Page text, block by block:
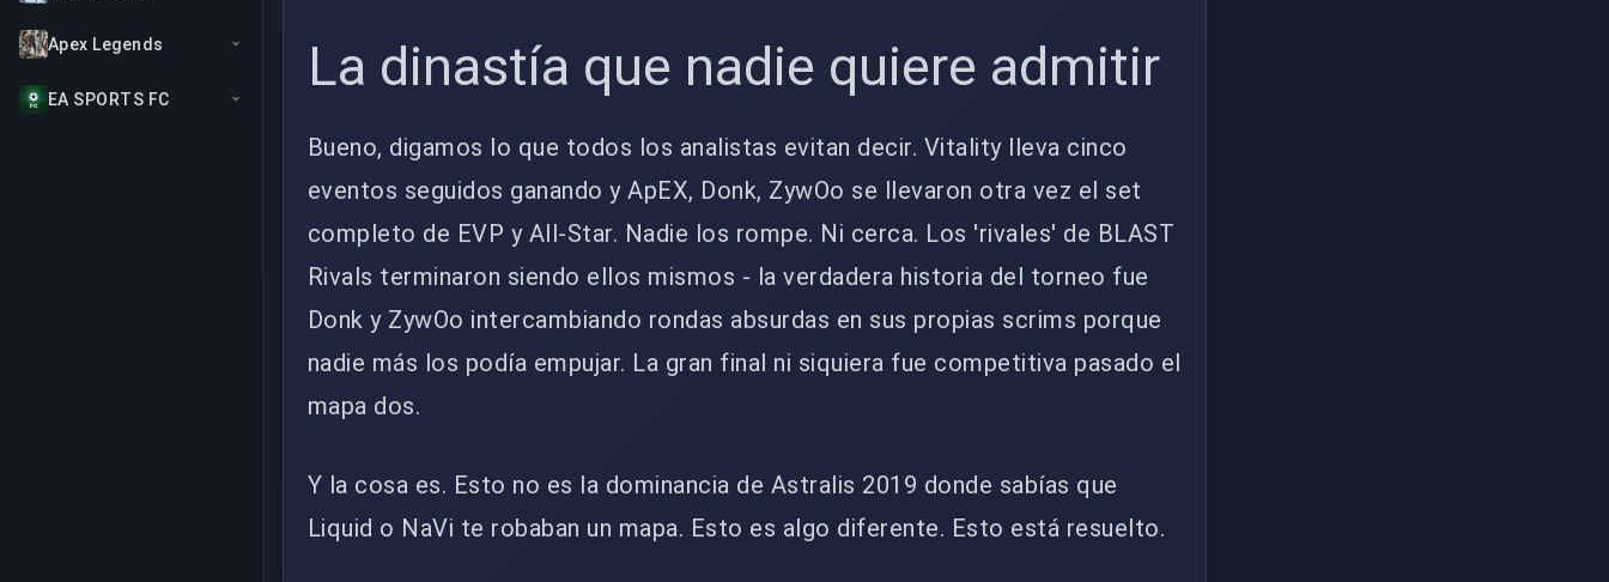
Apex Legends
EA SPORTS FC
La dinastía que nadie quiere admitir
Bueno, digamos lo que todos los analistas evitan decir. Vitality lleva cinco
eventos seguidos ganando y ApEX, Donk, ZywOo se llevaron otra vez el set
completo de EVP y All-Star. Nadie los rompe. Ni cerca. Los 'rivales' de BLAST
Rivals terminaron siendo ellos mismos - la verdadera historia del torneo fue
Donk y ZywOo intercambiando rondas absurdas en sus propias scrims porque
nadie más los podía empujar. La gran final ni siquiera fue competitiva pasado el
mapa dos.
Y la cosa es. Esto no es la dominancia de Astralis 2019 donde sabías que
Liquid o NaVi te robaban un mapa. Esto es algo diferente. Esto está resuelto.